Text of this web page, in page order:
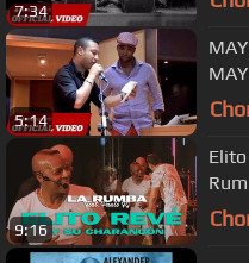
7:34
5:14
Que
9:16